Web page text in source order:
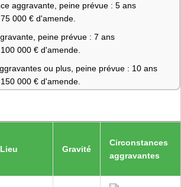
aggravante, peine prévue : 5 ans
000 € d'amende.
peine prévue : 7 ans
000 € d'amende.
ou plus, peine prévue : 10 ans
000 € d'amende.
Lieu Gravité
Circonstances
aggravantes